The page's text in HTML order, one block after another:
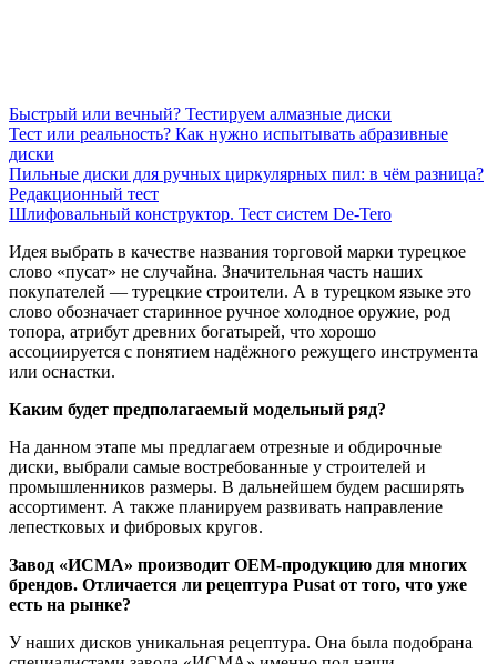
Быстрый или вечный? Тестируем алмазные диски
Тест или реальность? Как нужно испытывать абразивные
диски
Пильные диски для ручных циркулярных пил: в чём разница?
Редакционный тест
Шлифовальный конструктор. Тест систем De-Tero
Идея выбрать в качестве названия торговой марки турецкое
слово «пусат» не случай­на. Значительная часть наших
покупателей — турецкие строители. А в турецком языке это
слово обозначает старинное ручное холодное оружие, род
топора, атрибут древних богатырей, что хорошо
ассоциируется с понятием надёжного режущего инструмента
или оснастки.
Каким будет предполагаемый модельный ряд?
На данном этапе мы предлагаем отрезные и обдирочные
диски, выбрали самые востребованные у строителей и
промышленников размеры. В дальнейшем будем расширять
ассортимент. А также планируем развивать направление
лепестковых и фибровых кругов.
Завод «ИСМА» производит ОЕМ-продукцию для многих
брендов. Отличается ли рецептура Pusat от того, что уже
есть на рынке?
У наших дисков уникальная рецептура. Она была подобрана